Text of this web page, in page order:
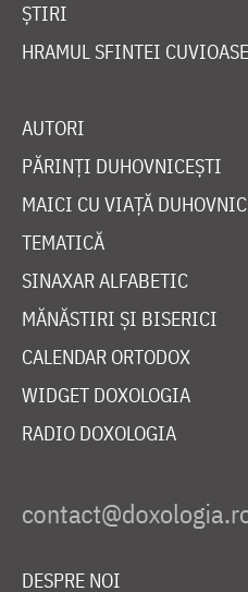
ȘTIRI
HRAMUL SFINTEI
AUTORI
PĂRINȚI DUHOVNICEȘTI
MAICI CU VIAȚĂ
TEMATICĂ
SINAXAR ALFABETIC
MĂNĂSTIRI ȘI BISERICI
CALENDAR ORTODOX
WIDGET DOXOLOGIA
RADIO DOXOLOGIA
DESPRE NOI